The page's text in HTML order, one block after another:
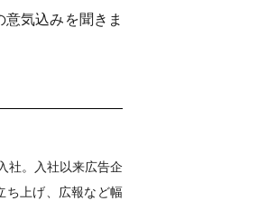
気込みを聞きま
社。入社以来広告企
ち上げ、広報など幅